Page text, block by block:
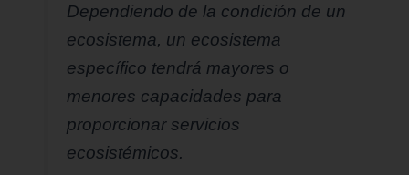
Dependiendo de la condición de un
ecosistema, un ecosistema
específico tendrá mayores o
menores capacidades para
proporcionar servicios
ecosistémicos.